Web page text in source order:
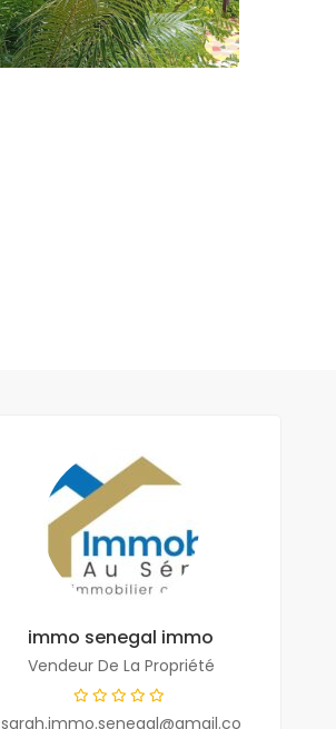
immo senegal immo
Vendeur De La Propriété
sarah.immo.senegal@gmail.co